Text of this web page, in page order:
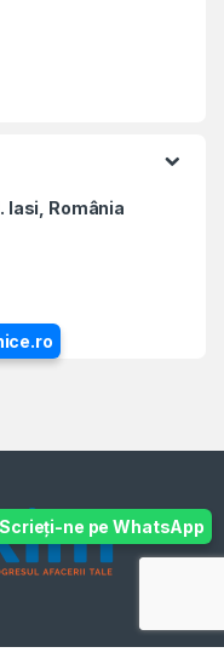
Scrieți-ne pe WhatsApp
Iasi, România